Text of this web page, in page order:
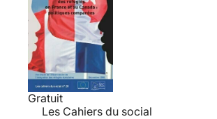
Gratuit
Les Cahiers du social